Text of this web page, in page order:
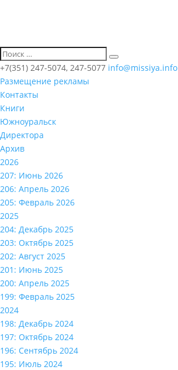
+7(351) 247-5074, 247-5077 info@missiya.info
Размещение рекламы
Контакты
Книги
Южноуральск
Директора
Архив
2026
207: Июнь 2026
206: Апрель 2026
205: Февраль 2026
2025
204: Декабрь 2025
203: Октябрь 2025
202: Август 2025
201: Июнь 2025
200: Апрель 2025
199: Февраль 2025
2024
198: Декабрь 2024
197: Октябрь 2024
196: Сентябрь 2024
195: Июль 2024